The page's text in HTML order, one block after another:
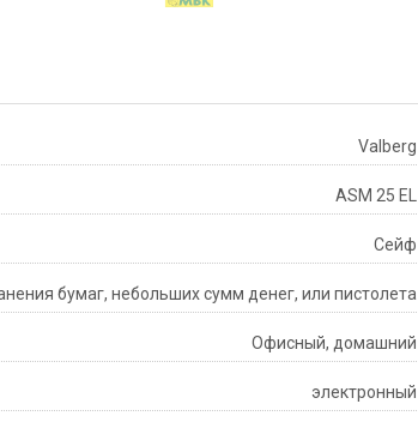
Valberg
ASM 25 EL
Сейф
бумаг, небольших сумм денег, или пистолета
Офисный, домашний
электронный